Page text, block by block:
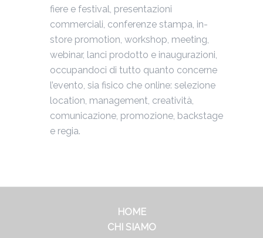
fiere e festival, presentazioni
commerciali, conferenze stampa, in-
store promotion, workshop, meeting,
webinar, lanci prodotto e inaugurazioni,
occupandoci di tutto quanto concerne
l’evento, sia fisico che online: selezione
location, management, creatività,
comunicazione, promozione, backstage
e regia.
HOME
CHI SIAMO